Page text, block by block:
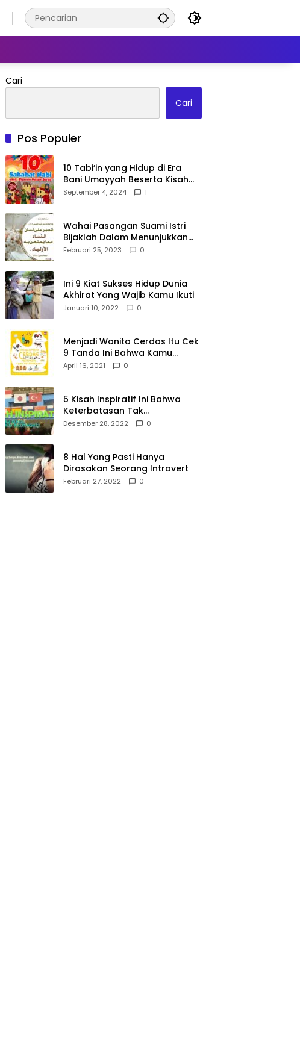
Cari
Cari
Pos Populer
10 Tabi’in yang Hidup di Era
Bani Umayyah Beserta Kisah
Teladan Mereka!
September 4, 2024 1
Wahai Pasangan Suami Istri
Bijaklah Dalam Menunjukkan
Kebahagiaanmu Di Publik
Februari 25, 2023 0
Ini 9 Kiat Sukses Hidup Dunia
Akhirat Yang Wajib Kamu Ikuti
Januari 10, 2022 0
Menjadi Wanita Cerdas Itu Cek
9 Tanda Ini Bahwa Kamu
Memang Wanita Cerdas
April 16, 2021 0
5 Kisah Inspiratif Ini Bahwa
Keterbatasan Tak
Menghalangi Segalanya
Desember 28, 2022 0
8 Hal Yang Pasti Hanya
Dirasakan Seorang Introvert
Februari 27, 2022 0